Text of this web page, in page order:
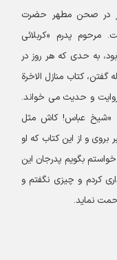
در صحن مطهر حضرت
پدرم «کربلائى
به حدى که هر روز در
کتاب منازل الاخرة
و حدیث مى خواند.
«شیخ عباس! کاش مثل
و از این کتاب که او
بگویم پدرجان این
کردم و چیزى نگفتم و
نماید.